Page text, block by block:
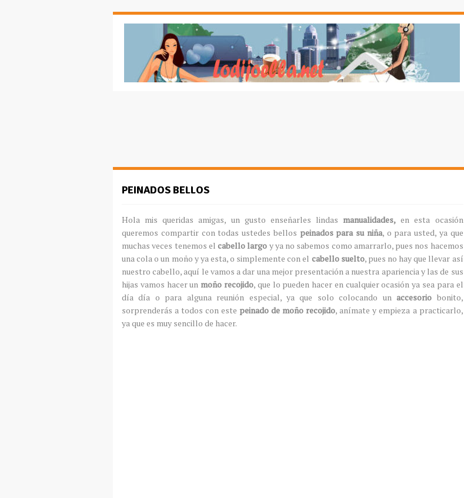
PEINADOS BELLOS
Hola mis queridas amigas, un gusto enseñarles lindas manualidades, en esta ocasión
queremos compartir con todas ustedes bellos peinados para su niña, o para usted, ya que
muchas veces tenemos elcabello largo y ya no sabemos como amarrarlo, pues nos hacemos
una cola o un moño y ya esta, o simplemente con el cabello suelto, pues no hay que llevar así
nuestro cabello, aquí le vamos a dar una mejor presentación a nuestra apariencia y las de sus
hijas vamos hacer un moño recojido, que lo pueden hacer en cualquier ocasión ya sea para el
día día o para alguna reunión especial, ya que solo colocando unaccesorio bonito,
sorprenderás a todos con este peinado de moño recojido, anímate y empieza a practicarlo,
ya que es muy sencillo de hacer.